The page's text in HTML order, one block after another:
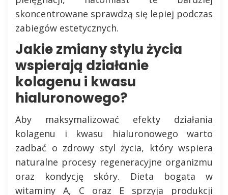
skoncentrowane sprawdzą się lepiej podczas
zabiegów estetycznych.
Jakie zmiany stylu życia
wspierają działanie
kolagenu i kwasu
hialuronowego?
Aby maksymalizować efekty działania
kolagenu i kwasu hialuronowego warto
zadbać o zdrowy styl życia, który wspiera
naturalne procesy regeneracyjne organizmu
oraz kondycję skóry. Dieta bogata w
witaminy A, C oraz E sprzyja produkcji